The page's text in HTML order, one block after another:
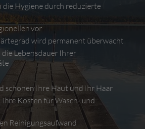
die Hygiene durch reduzierte
vor
wird permanent überwacht
die Lebensdauer Ihrer
schonen Ihre Haut und Ihr Haar
Ihre Kosten für Wasch- und
Reinigungsaufwand